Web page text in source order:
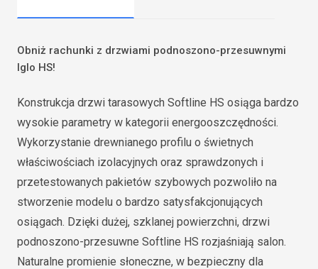
Obniż rachunki z drzwiami podnoszono-przesuwnymi
Iglo HS!
Konstrukcja drzwi tarasowych Softline HS osiąga bardzo
wysokie parametry w kategorii energooszczędności.
Wykorzystanie drewnianego profilu o świetnych
właściwościach izolacyjnych oraz sprawdzonych i
przetestowanych pakietów szybowych pozwoliło na
stworzenie modelu o bardzo satysfakcjonujących
osiągach. Dzięki dużej, szklanej powierzchni, drzwi
podnoszono-przesuwne Softline HS rozjaśniają salon.
Naturalne promienie słoneczne, w bezpieczny dla